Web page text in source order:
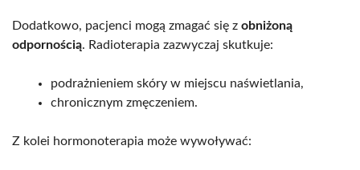
Dodatkowo, pacjenci mogą zmagać się z obniżoną
odpornością. Radioterapia zazwyczaj skutkuje:
podrażnieniem skóry w miejscu naświetlania,
chronicznym zmęczeniem.
Z kolei hormonoterapia może wywoływać: